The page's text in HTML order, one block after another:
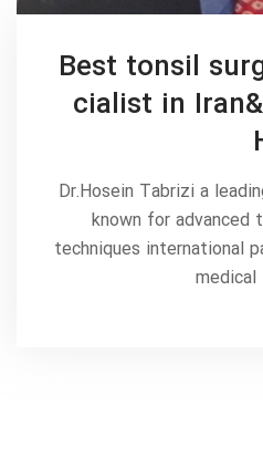
Best tonsil
cialist in
Dr.Hosein Tabrizi a
known for advanced
techniques international